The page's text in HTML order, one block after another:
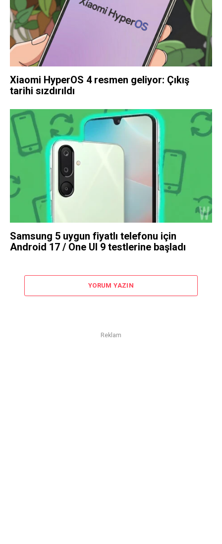
Xiaomi HyperOS 4 resmen geliyor: Çıkış
tarihi sızdırıldı
Samsung 5 uygun fiyatlı telefonu için
Android 17 / One UI 9 testlerine başladı
YORUM YAZIN
Reklam